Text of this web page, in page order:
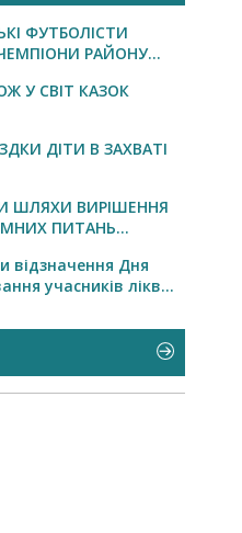
ФУТБОЛІСТИ
РАЙОНУ...
У СВІТ КАЗОК
ДІТИ В ЗАХВАТІ
ШЛЯХИ ВИРІШЕННЯ
ПИТАНЬ...
відзначення Дня
учасників лікв...